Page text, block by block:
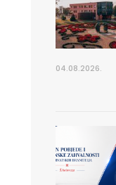
04.08.2026.